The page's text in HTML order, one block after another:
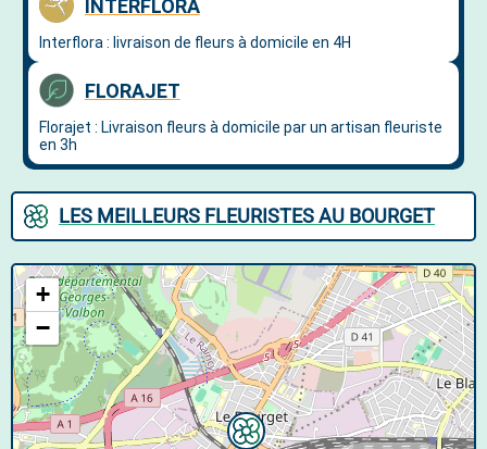
LES MEILLEURS FLEURISTES AU BOURGET
+
−